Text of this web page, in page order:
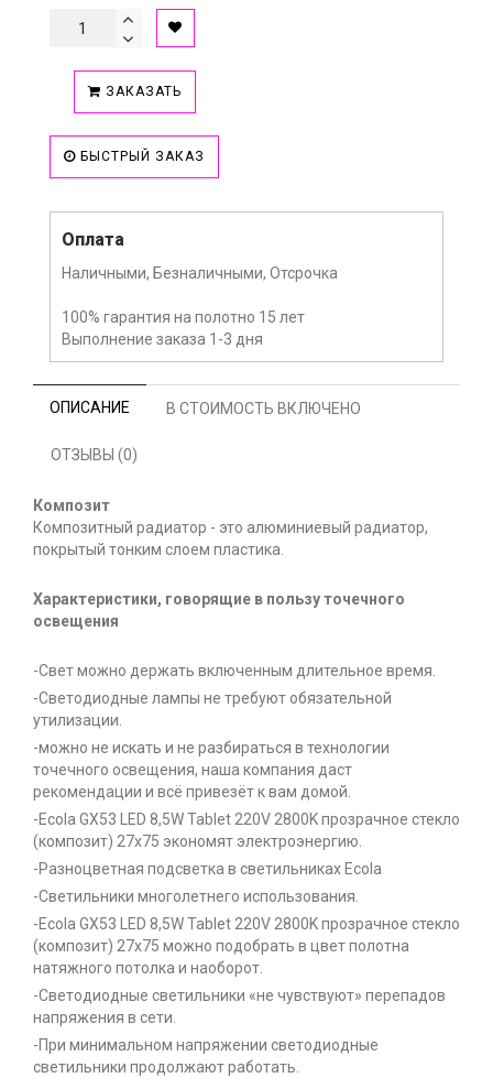
ЗАКАЗАТЬ
БЫСТРЫЙ ЗАКАЗ
Оплата
Наличными, Безналичными, Отсрочка
100% гарантия на полотно 15 лет
Выполнение заказа 1-3 дня
ОПИСАНИЕ В СТОИМОСТЬ ВКЛЮЧЕНО
ОТЗЫВЫ (0)
Композит
Композитный радиатор - это алюминиевый радиатор,
покрытый тонким слоем пластика.
Характеристики, говорящие в пользу точечного
освещения
-Свет можно держать включенным длительное время.
-Светодиодные лампы не требуют обязательной
утилизации.
-можно не искать и не разбираться в технологии
точечного освещения, наша компания даст
рекомендации и всё привезёт к вам домой.
-Ecola GX53 LED 8,5W Tablet 220V 2800K прозрачное стекло
(композит) 27x75 экономят электроэнергию.
-Разноцветная подсветка в светильниках Ecola
-Светильники многолетнего использования.
-Ecola GX53 LED 8,5W Tablet 220V 2800K прозрачное стекло
(композит) 27x75 можно подобрать в цвет полотна
натяжного потолка и наоборот.
-Светодиодные светильники «не чувствуют» перепадов
напряжения в сети.
-При минимальном напряжении светодиодные
светильники продолжают работать.